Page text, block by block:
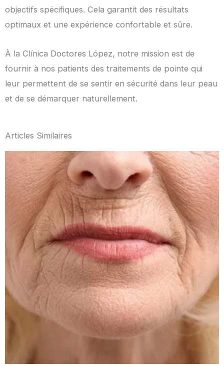
objectifs spécifiques. Cela garantit des résultats
optimaux et une expérience confortable et sûre.
À la Clínica Doctores López, notre mission est de
fournir à nos patients des traitements de pointe qui
leur permettent de se sentir en sécurité dans leur peau
et de se démarquer naturellement.
Articles Similaires